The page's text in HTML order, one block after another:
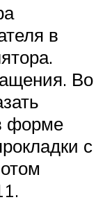
в
Во
форме
с